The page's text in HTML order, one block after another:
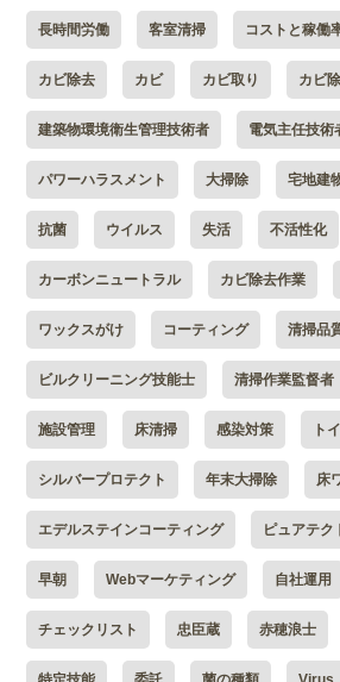
長時間労働 客室清掃 コストと稼働
カビ除去 カビ カビ取り カビ
建築物環境衛生管理技術者 電気主任技術
パワーハラスメント 大掃除 宅地建
抗菌 ウイルス 失活 不活性化
カーボンニュートラル カビ除去作業
ワックスがけ コーティング 清掃品
ビルクリーニング技能士 清掃作業監督者
施設管理 床清掃 感染対策 ト
シルバープロテクト 年末大掃除 床
エデルステインコーティング ピュアテク
早朝 Webマーケティング 自社運用
チェックリスト 忠臣蔵 赤穂浪士